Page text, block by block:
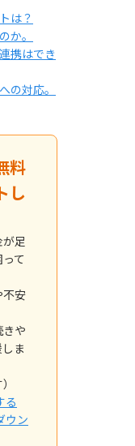
は？
か。
携はでき
の対応。
料
し
が足
て
不安
きや
ま
る
ウン